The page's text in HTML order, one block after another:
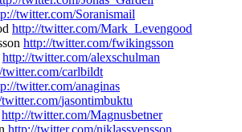
twitter.com/Soranismail
http://twitter.com/Mark_Levengood
http://twitter.com/fwikingsson
http://twitter.com/alexschulman
carlbildt
twitter.com/anaginas
jasontimbuktu
http://twitter.com/Magnusbetner
http://twitter.com/niklassvensson